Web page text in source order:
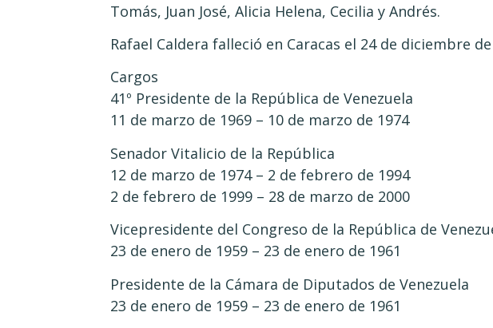
Tomás, Juan José, Alicia Helena, Cecilia y Andrés.
Rafael Caldera falleció en Caracas el 24 de diciembre
Cargos
41º Presidente de la República de Venezuela
11 de marzo de 1969 – 10 de marzo de 1974
Senador Vitalicio de la República
12 de marzo de 1974 – 2 de febrero de 1994
2 de febrero de 1999 – 28 de marzo de 2000
Vicepresidente del Congreso de la República de
23 de enero de 1959 – 23 de enero de 1961
Presidente de la Cámara de Diputados de Venezuela
23 de enero de 1959 – 23 de enero de 1961